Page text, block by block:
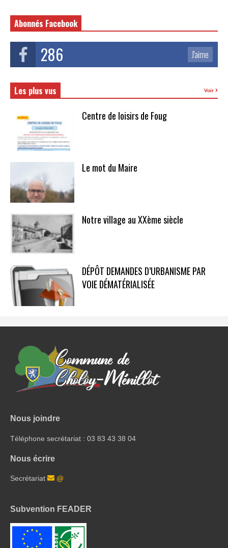
Abonnés Facebook
286 J'aime
Les plus vus Voir
Centre de loisirs de Foug
Le mot du Maire
Notre village au XXème siècle
DÉPÔT DEMANDES D’URBANISME PAR
VOIE DÉMATÉRIALISÉE
Nous joindre
Téléphone secrétariat : 03 83 43 38 04
Nous écrire
Secrétariat @
Subvention FEADER